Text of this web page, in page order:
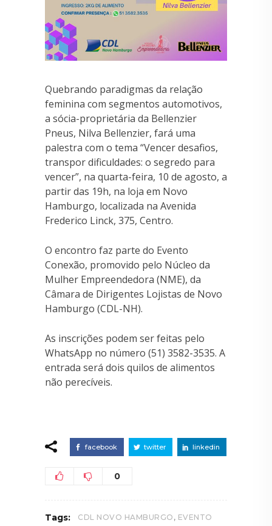
Quebrando paradigmas da relação
feminina com segmentos automotivos,
a sócia-proprietária da Bellenzier
Pneus, Nilva Bellenzier, fará uma
palestra com o tema “Vencer desafios,
transpor dificuldades: o segredo para
vencer”, na quarta-feira, 10 de agosto, a
partir das 19h, na loja em Novo
Hamburgo, localizada na Avenida
Frederico Linck, 375, Centro.
O encontro faz parte do Evento
Conexão, promovido pelo Núcleo da
Mulher Empreendedora (NME), da
Câmara de Dirigentes Lojistas de Novo
Hamburgo (CDL-NH).
As inscrições podem ser feitas pelo
WhatsApp no número (51) 3582-3535. A
entrada será dois quilos de alimentos
não perecíveis.
facebook twitter linkedin
0
Tags: CDL NOVO HAMBURGO , EVENTO